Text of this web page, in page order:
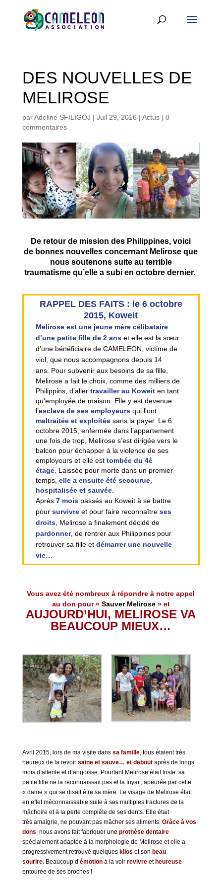
DES NOUVELLES DE
MELIROSE
parAdeline SFILIGOJ | Juil 29, 2016 | Actus| 0
commentaires
De retour de mission des Philippines, voici
de bonnes nouvelles concernant Melirose que
nous soutenons suite au terrible
traumatisme qu’elle a subi en octobre dernier.
RAPPEL DES FAITS : le 6 octobre
2015, Koweit
Melirose est une jeune mère célibataire
d’une petite fille de 2 ans et elle est la sœur
d’une bénéficiaire de CAMELEON, victime de
viol, que nous accompagnons depuis 14
ans. Pour subvenir aux besoins de sa fille,
Melirose a fait le choix, comme des milliers de
Philippins, d’aller travailler au Koweiten tant
qu’employée de maison. Elle y est devenue
l’esclave de ses employeursqui l’ont
maltraitée et exploitéesans la payer. Le 6
octobre 2015, enfermée dans l’appartement
une fois de trop, Melirose s’est dirigée vers le
balcon pour échapper à la violence de ses
employeurset elle est tombée du 4è
étage. Laissée pour morte dans un premier
temps, elle a ensuite été secourue,
hospitalisée et sauvée.
Après 7 moispassés au Koweit à se battre
pour survivreet pour faire reconnaître ses
droits, Melirose a finalement décidé de
pardonner, de rentrer aux Philippines pour
retrouver sa fille et démarrer une nouvelle
vie…
Vous avez été nombreux à répondre à notre appel
au don pour « Sauver Melirose» et
AUJOURD’HUI, MELIROSE VA
BEAUCOUP MIEUX…
Avril 2015, lors de ma visite dans sa famille, tous étaient très
heureux de la revoir saine et sauve… et deboutaprès de longs
mois d’attente et d’angoisse. Pourtant Melirose était triste: sa
petite fille ne la reconnaissait pas et la fuyait, apeurée par cette
« dame » qui se disait être sa mère. Le visage de Melirose était
en effet méconnaissable suite à ses multiples fractures de la
mâchoire et à la perte complète de ses dents. Elle était
très amaigrie, ne pouvant pas mâcher ses aliments. Grâce à vos
dons, nous avons fait fabriquer une prothèse dentaire
spécialement adaptée à la morphologie de Melirose et elle a
progressivement retrouvé quelqueskilos et son beau
sourire.Beaucoup d’émotionà la voir revivreet heureuse
entourée de ses proches !